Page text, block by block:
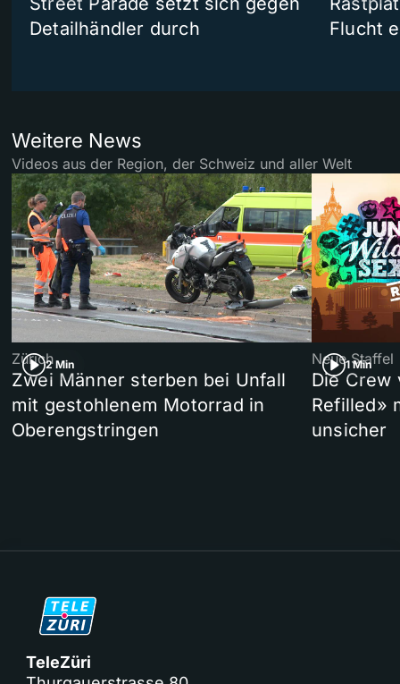
Detailhändler durch
Flucht
Weitere News
Videos aus der Region, der Schweiz und aller Welt
2 Min
Zürich
Zwei Männer sterben bei Unfall
mit gestohlenem Motorrad in
Oberengstringen
1 Min
Neue Staffel
Die Crew
Refilled»
unsicher
TeleZüri